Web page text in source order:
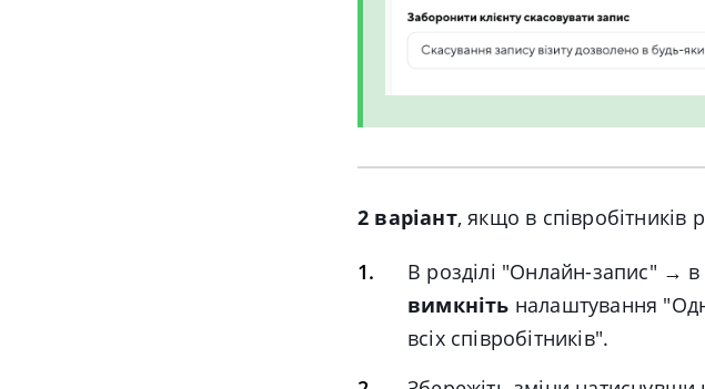
2 варіант, якщо в співробітників
В розділі "Онлайн-запис" →
вимкніть налаштування
всіх співробітників".